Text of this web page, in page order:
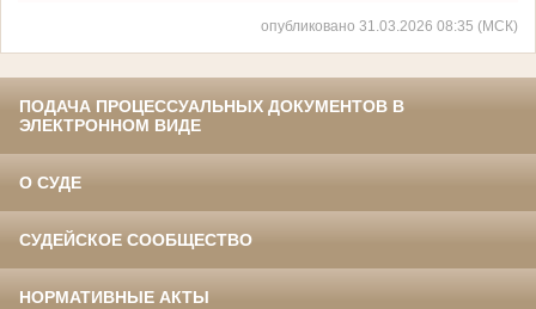
опубликовано 31.03.2026 08:35 (МСК)
ПОДАЧА ПРОЦЕССУАЛЬНЫХ ДОКУМЕНТОВ В
ЭЛЕКТРОННОМ ВИДЕ
О СУДЕ
СУДЕЙСКОЕ СООБЩЕСТВО
НОРМАТИВНЫЕ АКТЫ